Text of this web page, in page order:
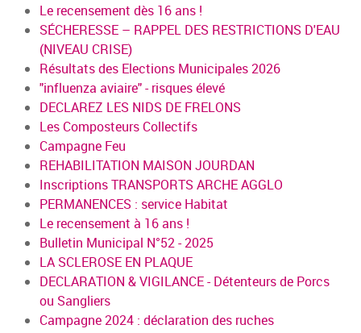
Le recensement dès 16 ans !
SÉCHERESSE – RAPPEL DES RESTRICTIONS D'EAU
(NIVEAU CRISE)
Résultats des Elections Municipales 2026
"influenza aviaire" - risques élevé
DECLAREZ LES NIDS DE FRELONS
Les Composteurs Collectifs
Campagne Feu
REHABILITATION MAISON JOURDAN
Inscriptions TRANSPORTS ARCHE AGGLO
PERMANENCES : service Habitat
Le recensement à 16 ans !
Bulletin Municipal N°52 - 2025
LA SCLEROSE EN PLAQUE
DECLARATION & VIGILANCE - Détenteurs de Porcs
ou Sangliers
Campagne 2024 : déclaration des ruches